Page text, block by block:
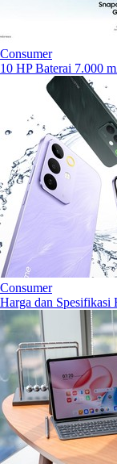
Consumer
10 HP Baterai 7.000
Consumer
Harga dan